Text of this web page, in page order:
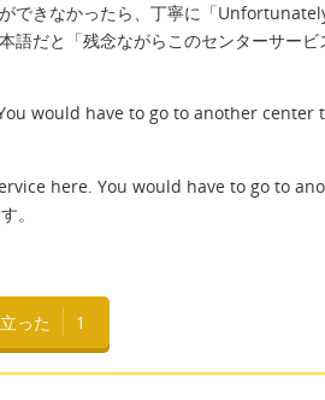
できなかったら、丁寧に「
だと「残念ながらこのセンターサービ
would have to go to another center
here. You would have to go to
。
った 1